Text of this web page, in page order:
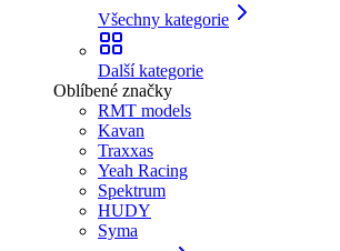
Všechny kategorie
Další kategorie
Oblíbené značky
RMT models
Kavan
Traxxas
Yeah Racing
Spektrum
HUDY
Syma